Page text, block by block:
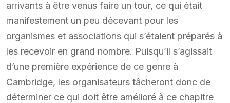
arrivants à être venus faire un tour, ce qui était
manifestement un peu décevant pour les
organismes et associations qui s’étaient préparés à
les recevoir en grand nombre. Puisqu’il s’agissait
d’une première expérience de ce genre à
Cambridge, les organisateurs tâcheront donc de
déterminer ce qui doit être amélioré à ce chapitre